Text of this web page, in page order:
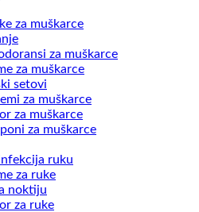
za muškarce
za muškarce
za muškarce
setovi
za muškarce
za muškarce
za muškarce
ruku
za ruke
noktiju
za ruke